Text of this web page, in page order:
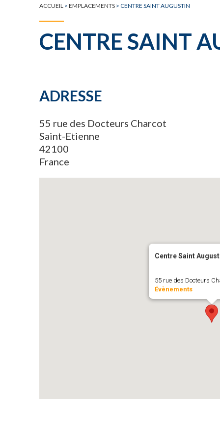
ACCUEIL > EMPLACEMENTS > CENTRE SAINT AUGUSTIN
CENTRE SAINT
ADRESSE
55 rue des Docteurs Charcot
Saint-Etienne
42100
France
Centre Saint
55 rue des Docteurs
Évènements